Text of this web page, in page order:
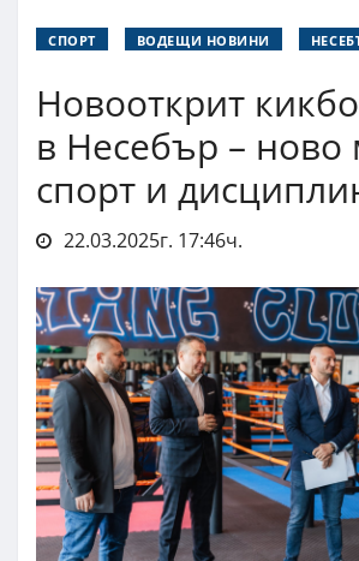
СПОРТ ВОДЕЩИ НОВИНИ
Новооткрит
в Несебър – ново
спорт и
22.03.2025г. 17:46ч.